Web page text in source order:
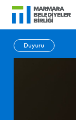
Duyuru